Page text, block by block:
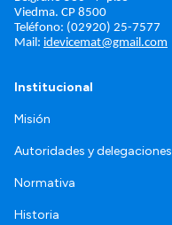
Viedma. CP 8500
Teléfono: (02920) 25-7577
Mail: idevicemat@gmail.com
Institucional
Misión
Autoridades y delegaciones
Normativa
Historia